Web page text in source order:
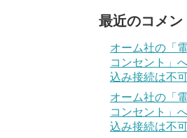
最近のコメン
オーム社の「
コンセント」
込み接続は不
オーム社の「
コンセント」
込み接続は不